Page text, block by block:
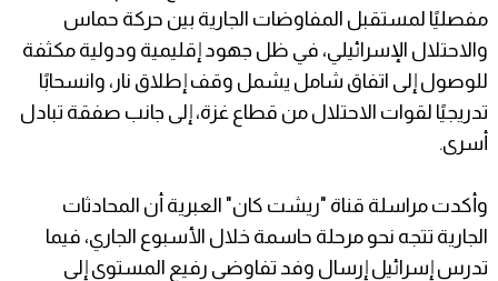
مفصليًا لمستقبل المفاوضات الجارية بين حركة حماس
والاحتلال الإسرائيلي، في ظل جهود إقليمية ودولية مكثفة
للوصول إلى اتفاق شامل يشمل وقف إطلاق نار، وانسحابًا
تدريجيًا لقوات الاحتلال من قطاع غزة، إلى جانب صفقة تبادل
أسرى.
وأكدت مراسلة قناة "ريشت كان" العبرية أن المحادثات
الجارية تتجه نحو مرحلة حاسمة خلال الأسبوع الجاري، فيما
تدرس إسرائيل إرسال وفد تفاوضي رفيع المستوى إلى